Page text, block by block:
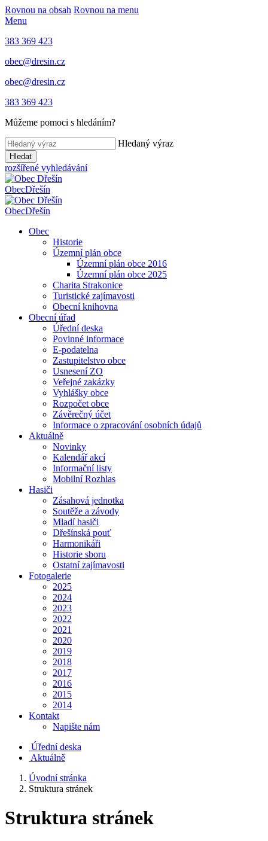
Rovnou na obsah Rovnou na menu
Menu
383 369 423
obec@dresin.cz
obec@dresin.cz
383 369 423
Můžeme pomoci s hledáním?
Hledaný výraz
Hledat
rozšířené vyhledávání
ObecDřešín
ObecDřešín
Obec
Historie
Územní plán obce
Územní plán obce 2016
Územní plán obce 2025
Charita Strakonice
Turistické zajímavosti
Obecní knihovna
Obecní úřad
Úřední deska
Povinné informace
E-podatelna
Zastupitelstvo obce
Usnesení ZO
Veřejné zakázky
Vyhlášky obce
Rozpočet obce
Závěrečný účet
Informace o zpracování osobních údajů
Aktuálně
Novinky
Kalendář akcí
Informační listy
Mobilní Rozhlas
Hasiči
Zásahová jednotka
Soutěže a závody
Mladí hasiči
Dřešínská pouť
Harmonikáři
Historie sboru
Ostatní zajímavosti
Fotogalerie
2025
2024
2023
2022
2021
2020
2019
2018
2017
2016
2015
2014
Kontakt
Napište nám
Úřední deska
Aktuálně
Úvodní stránka
Struktura stránek
Struktura stránek